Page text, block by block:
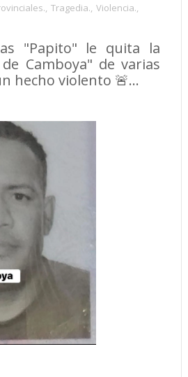
, Tragedia., Violencia.,
"Papito" le quita la
Camboya" de varias
hecho violento 🚨...